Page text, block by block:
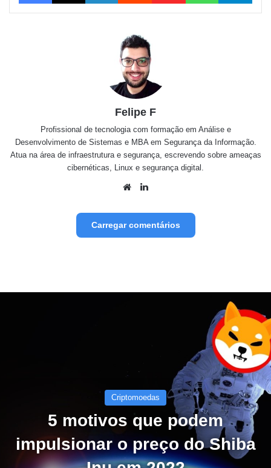
Felipe F
Profissional de tecnologia com formação em Análise e
Desenvolvimento de Sistemas e MBA em Segurança da Informação.
Atua na área de infraestrutura e segurança, escrevendo sobre ameaças
cibernéticas, Linux e segurança digital.
Website
Carregar comentários